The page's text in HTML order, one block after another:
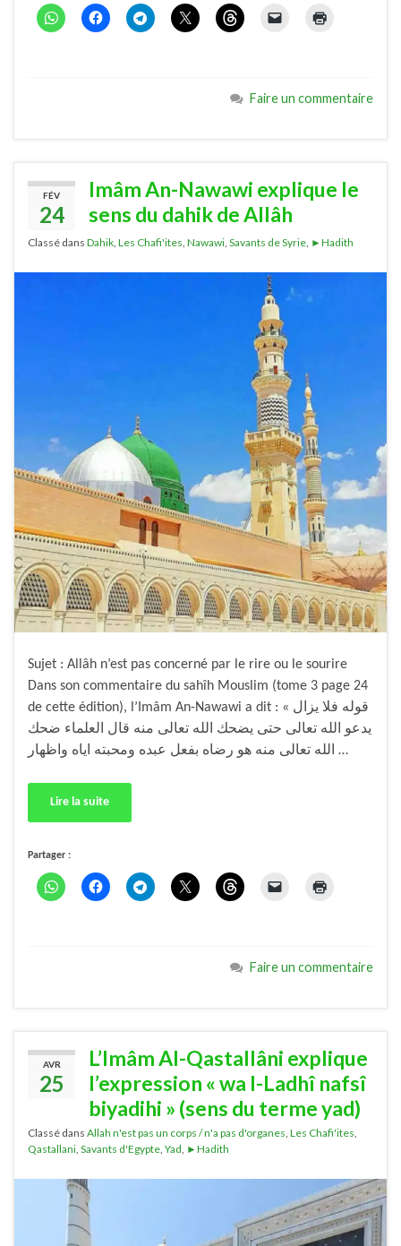
Faire un commentaire
FÉV
24
Imâm An-Nawawi explique le
sens du dahik de Allâh
Classé dans Dahik Les Chafi'ites Nawawi Savants de Syrie ►Hadith
Sujet : Allâh n’est pas concerné par le rire ou le sourire
Dans son commentaire du sahîh Mouslim (tome 3 page 24
de cette édition), l’Imâm An-Nawawi a dit : « قوله فلا يزال
يدعو الله تعالى حتى يضحك الله تعالى منه قال العلماء ضحك
الله تعالى منه هو رضاه بفعل عبده ومحبته اياه واظهار …
Lire la suite
Partager :
Faire un commentaire
AVR
25
L’Imâm Al-Qastallâni explique
l’expression « wa l-Ladhî nafsî
biyadihi » (sens du terme yad)
Classé dans Allah n'est pas un corps / n'a pas d'organes Les Chafi'ites
Qastallani Savants d'Egypte Yad ►Hadith